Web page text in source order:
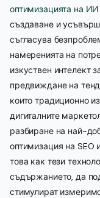
оптимизацията на ИИ
създаване и
съгласува
намеренията на
изкуствен интелект
предвиждане на
които традиционно
дигиталните
разбиране на най-
оптимизация на SEO
това как тези
съдържанието, да
стимулират